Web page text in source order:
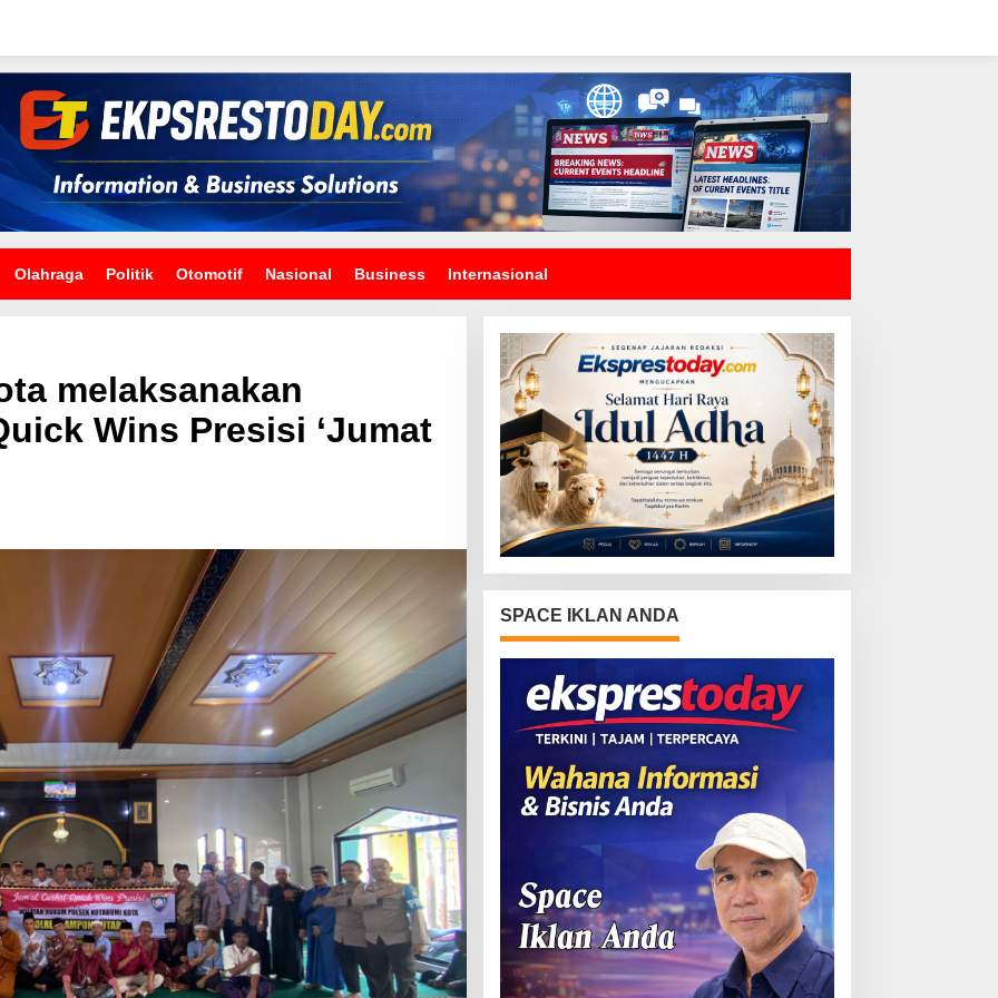
Olahraga Politik Otomotif Nasional Business Internasional
melaksanakan
Wins Presisi ‘Jumat
SPACE IKLAN ANDA